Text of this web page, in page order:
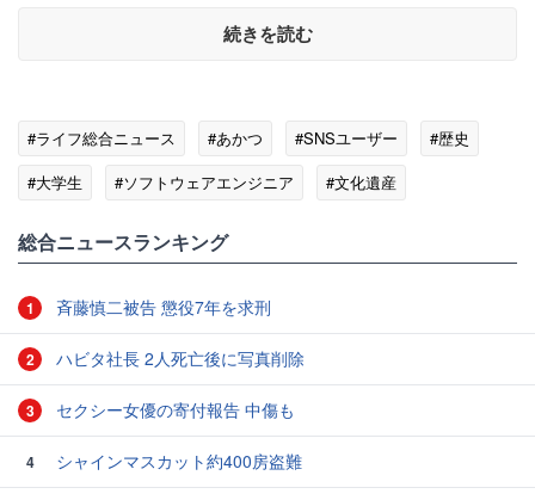
続きを読む
#ライフ総合ニュース #あかつ #SNSユーザー
#歴史
#大学生
#ソフトウェアエンジニア #文化遺産
総合ニュースランキング
1 斉藤慎二被告 懲役7年を求刑
2 ハビタ社長 2人死亡後に写真削除
3 セクシー女優の寄付報告 中傷も
4 シャインマスカット約400房盗難